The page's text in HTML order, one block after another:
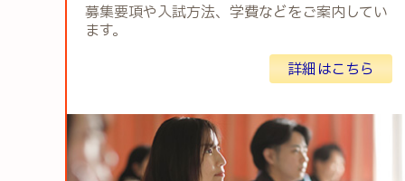
募集要項や入試方法、学費などをご案内してい
ます。
詳細はこちら